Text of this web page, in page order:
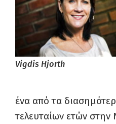
Vigdis Ηjorth
ένα από τα
τελευταίων ετών